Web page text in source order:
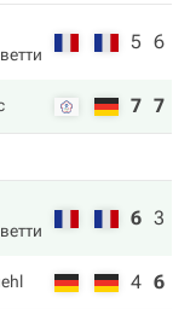
5 6
7 7
6 3
4 6